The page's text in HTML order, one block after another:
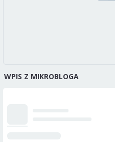
WPIS Z MIKROBLOGA